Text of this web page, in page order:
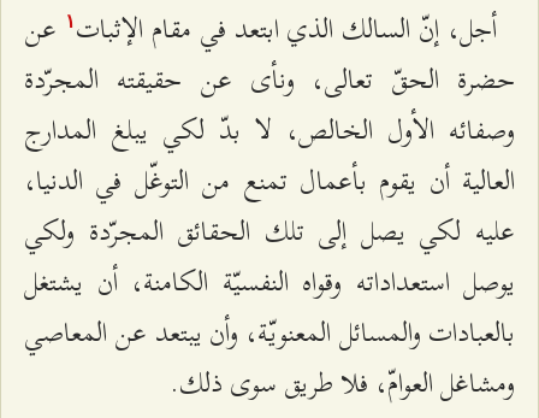
أجل، إنّ السالك الذي ابتعد في مقام الإثبات ۱
عن
حضرة الحقّ تعالى، ونأى عن حقيقته المجرّدة
وصفائه الأول الخالص، لا بدّ لكي يبلغ المدارج
العالية أن يقوم بأعمال تمنع من التوغّل في الدنيا،
عليه لكي يصل إلى تلك الحقائق المجرّدة ولكي
يوصل استعداداته وقواه النفسيّة الكامنة، أن يشتغل
بالعبادات والمسائل المعنويّة، وأن يبتعد عن المعاصي
ومشاغل العوامّ، فلا طريق سوى ذلك.